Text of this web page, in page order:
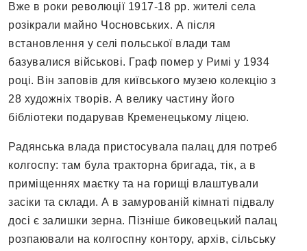
Вже в роки революції 1917-18 рр. жителі села
розікрали майно Чосновських. А після
встановлення у селі польської влади там
базувалися військові. Граф помер у Римі у 1934
році. Він заповів для київського музею колекцію з
28 художніх творів. А велику частину його
бібліотеки подарував Кременецькому ліцею.
Радянська влада пристосувала палац для потреб
колгоспу: там була тракторна бригада, тік, а в
приміщеннях маєтку та на горищі влаштували
засіки та склади. А в замурованій кімнаті підвалу
досі є залишки зерна. Пізніше биковецький палац
розпаювали на колгоспну контору, архів, сільську